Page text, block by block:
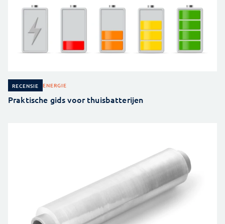
RECENSIE ENERGIE
Praktische gids voor thuisbatterijen